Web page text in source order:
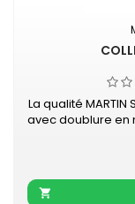
La qualité MARTIN
avec doublure en
confort Nylon
acidulée qui
turquoise, vert,
